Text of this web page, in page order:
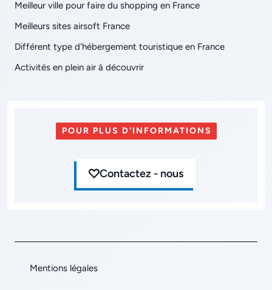
Meilleur ville pour faire du shopping en France
Meilleurs sites airsoft France
Différent type d'hébergement touristique en France
Activités en plein air à découvrir
POUR PLUS D'INFORMATIONS
Contactez - nous
Mentions légales